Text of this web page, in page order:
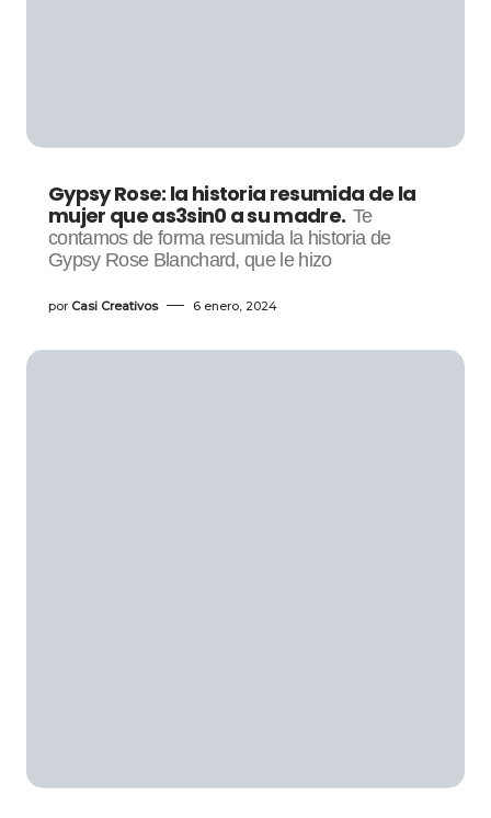
Gypsy Rose: la historia resumida de la
mujer que as3sin0 a su madre. Te
contamos de forma resumida la historia de
Gypsy Rose Blanchard, que le hizo
por Casi Creativos 6 enero, 2024